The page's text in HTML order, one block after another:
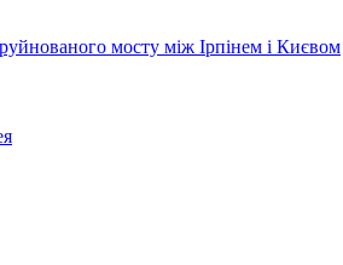
мосту між Ірпінем і Києвом